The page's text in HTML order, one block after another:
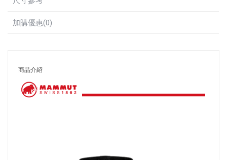
加購優惠(0)
商品介紹